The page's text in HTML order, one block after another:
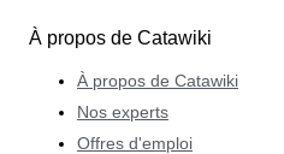
À propos de Catawiki
À propos de Catawiki
Nos experts
Offres d'emploi